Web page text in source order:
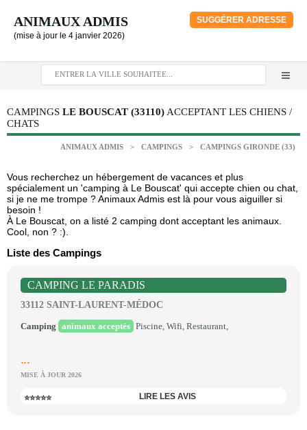
ANIMAUX ADMIS
(mise à jour le 4 janvier 2026)
SUGGÉRER ADRESSE
CAMPINGS LE BOUSCAT (33110) ACCEPTANT LES CHIENS /
CHATS
ANIMAUX ADMIS > CAMPINGS > CAMPINGS GIRONDE (33)
Vous recherchez un hébergement de vacances et plus
spécialement un 'camping à Le Bouscat' qui accepte chien ou chat,
si je ne me trompe ? Animaux Admis est là pour vous aiguiller si
besoin !
À Le Bouscat, on a listé 2 camping dont acceptant les animaux.
Cool, non ? :).
Liste des Campings
CAMPING LE PARADIS
33112 SAINT-LAURENT-MÉDOC
Camping animaux acceptés Piscine, Wifi, Restaurant,
...
MISE À JOUR 2026
⭐⭐⭐⭐⭐ LIRE LES AVIS